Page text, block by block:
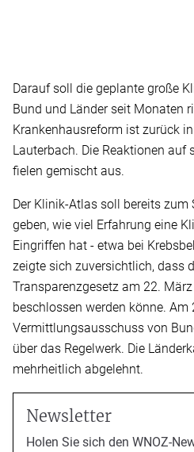
Darauf soll die geplante große
Bund und Länder seit Monaten
Krankenhausreform ist zurück
Lauterbach. Die Reaktionen auf
fielen gemischt aus.
Der Klinik-Atlas soll bereits
geben, wie viel Erfahrung eine
Eingriffen hat - etwa bei
zeigte sich zuversichtlich, dass
Transparenzgesetz am 22.
beschlossen werden könne.
Vermittlungsausschuss von
über das Regelwerk. Die
mehrheitlich abgelehnt.
Newsletter
Holen Sie sich den WNOZ-